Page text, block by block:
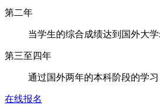
第二年
当学生的综合成绩达到国外大
第三至四年
通过国外两年的本科阶段的学
在线报名